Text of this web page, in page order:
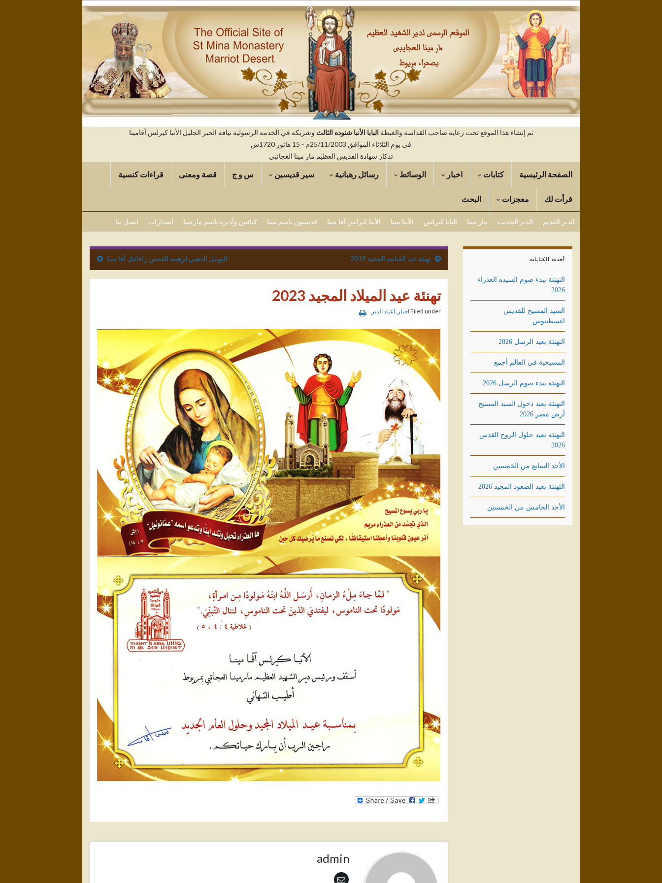
تم إنشاء هذا الموقع تحت رعاية صاحب القداسة والغبطة البابا الأنبا شنوده الثالث وشريكه في الخدمه الرسولية نيافه الحبر الجليل الأنبا كيرلس آفامينا
في يوم الثلاثاء الموافق 25/11/2003م - 15 هاتور 1720ش
تذكار شهادة القديس العظيم مار مينا العجائبي
الصفحة الرئيسية كتابات اخبار الوسائط رسائل رهبانية سير قديسين س و ج قصة ومعنى قراءات كنسية
قرأت لك معجزات البحث
الدير القديم الدير الحديث مار مينا البابا كيرلس الأنبا مينا الأنبا كيرلس آفا مينا قديسون باسم مينا كنائس وأديرة باسم مارمينا اصدارات اتصل بنا
تهنئة عيد القيامة المجيد 2019 اليوبيل الذهبي لرهبنة القمص رافائيل آفا مينا
تهنئة عيد الميلاد المجيد 2023
Filed underاخبار ,اعياد الدير
admin
أحدث الكتابات
التهنئة ببدء صوم السيده العذراء
2026
السيد المسيح للقديس
اغسطينوس
التهنئة بعيد الرسل 2026
المسيحية فى العالم أجمع
التهنئة ببدء صوم الرسل 2026
التهنئة بعيد دخول السيد المسيح
أرض مصر 2026
التهنئة بعيد حلول الروح القدس
2026
الأحد السابع من الخمسين
التهنئة بعيد الصعود المجيد 2026
الأحد الخامس من الخمسين